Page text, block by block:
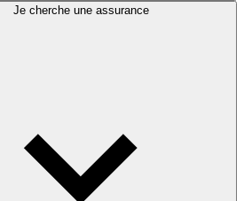
Je cherche une assurance